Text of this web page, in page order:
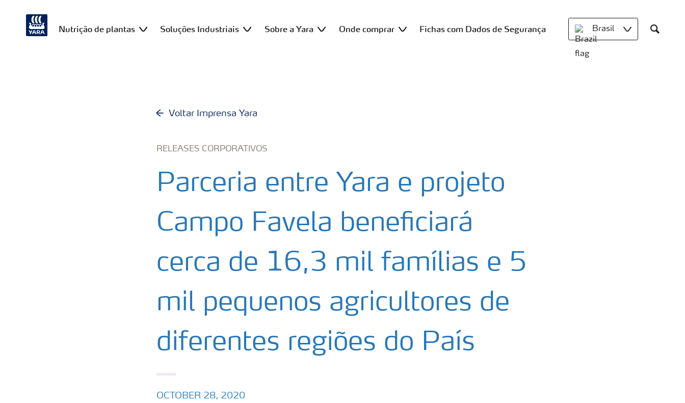
Nutrição de plantas Soluções Industriais Sobre a Yara Onde comprar Fichas com Dados de Segurança Brasil
Search
Voltar Imprensa Yara
RELEASES CORPORATIVOS
Parceria entre Yara e projeto
Campo Favela beneficiará
cerca de 16,3 mil famílias e 5
mil pequenos agricultores de
diferentes regiões do País
OCTOBER 28, 2020